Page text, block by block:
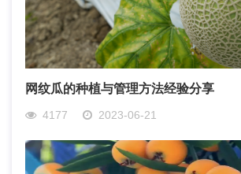
网纹瓜的种植与管理方法经验分享
4177 2023-06-21